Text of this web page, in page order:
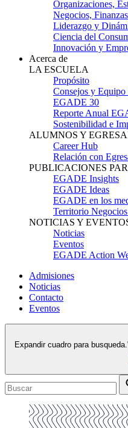
Organizaciones,
Negocios,
Liderazgo y
Ciencia del
Innovación y
Acerca de
LA ESCUELA
Propósito
Consejos y
EGADE 30
Reporte Anual
Sostenibilidad e
ALUMNOS Y
Career Hub
Relación con
PUBLICACIONES
EGADE Insights
EGADE Ideas
EGADE en los
Territorio
NOTICIAS Y
Noticias
Eventos
EGADE Action
Admisiones
Noticias
Contacto
Eventos
Expandir cuadro para